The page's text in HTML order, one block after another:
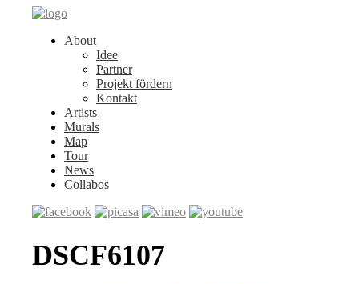
About
Idee
Partner
Projekt fördern
Kontakt
Artists
Murals
Map
Tour
News
Collabos
DSCF6107